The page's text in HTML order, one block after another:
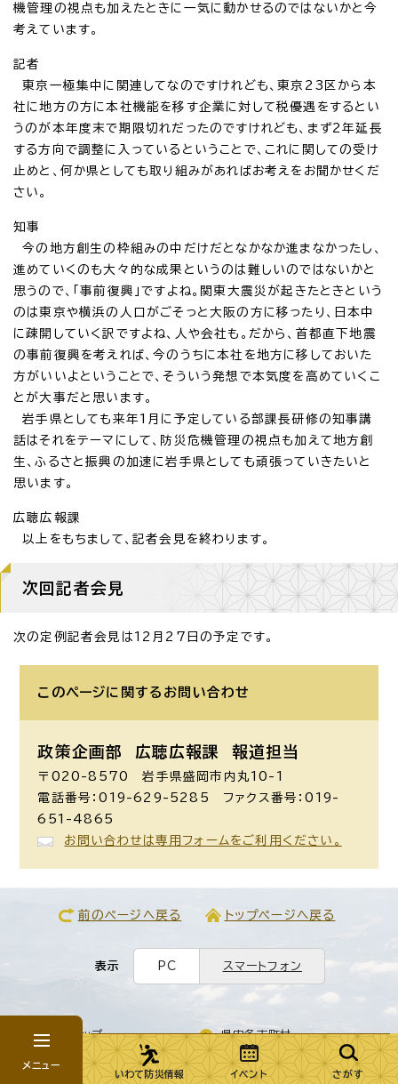
機管理の視点も加えたときに一気に動かせるのではないかと今
考えています。
記者
東京一極集中に関連してなのですけれども、東京23区から本
社に地方の方に本社機能を移す企業に対して税優遇をするとい
うのが本年度末で期限切れだったのですけれども、まず2年延長
する方向で調整に入っているということで、これに関しての受け
止めと、何か県としても取り組みがあればお考えをお聞かせくだ
さい。
知事
今の地方創生の枠組みの中だけだとなかなか進まなかったし、
進めていくのも大々的な成果というのは難しいのではないかと
思うので、「事前復興」ですよね。関東大震災が起きたときという
のは東京や横浜の人口がごそっと大阪の方に移ったり、日本中
に疎開していく訳ですよね、人や会社も。だから、首都直下地震
の事前復興を考えれば、今のうちに本社を地方に移しておいた
方がいいよということで、そういう発想で本気度を高めていくこ
とが大事だと思います。
岩手県としても来年1月に予定している部課長研修の知事講
話はそれをテーマにして、防災危機管理の視点も加えて地方創
生、ふるさと振興の加速に岩手県としても頑張っていきたいと
思います。
広聴広報課
以上をもちまして、記者会見を終わります。
次回記者会見
次の定例記者会見は12月27日の予定です。
このページに関する お問い合わせ
政策企画部 広聴広報課 報道担当
〒020-8570 岩手県盛岡市内丸10-1
電話番号：019-629-5285 ファクス番号：019-
651-4865
お問い合わせは専用フォームをご利用ください。
メニュー
いわて防災情報
イベント さがす
前のページへ戻る トップページへ戻る
表示 PC スマートフォン
サイトマップ 県内各市町村
個人情報の取り扱い ウェブアクセシビリティ